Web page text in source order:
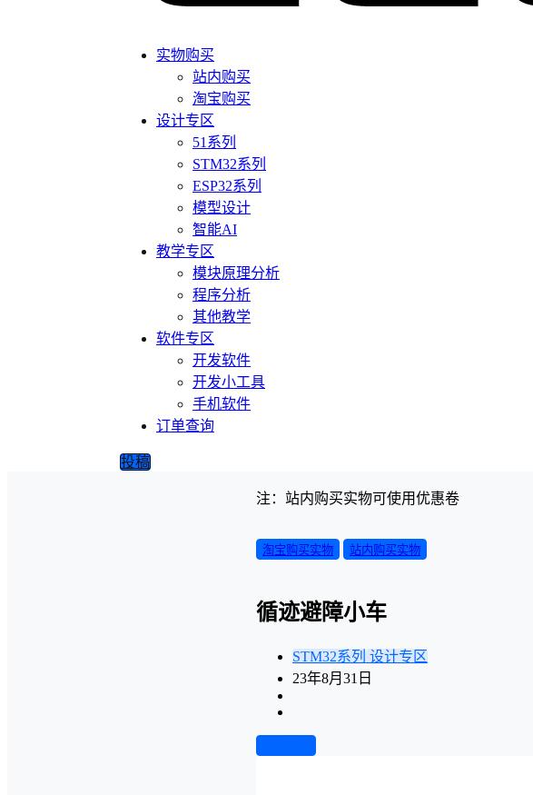
实物购买
站内购买
淘宝购买
设计专区
51系列
STM32系列
ESP32系列
模型设计
智能AI
教学专区
模块原理分析
程序分析
其他教学
软件专区
开发软件
开发小工具
手机软件
订单查询
投稿
注：站内购买实物可使用优惠卷
淘宝购买实物 站内购买实物
循迹避障小车
STM32系列 设计专区
23年8月31日